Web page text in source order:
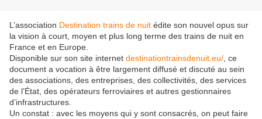
L’association Destination trains de nuit édite son nouvel opus sur
la vision à court, moyen et plus long terme des trains de nuit en
France et en Europe.
Disponible sur son site internet destinationtrainsdenuit.eu/ , ce
document a vocation à être largement diffusé et discuté au sein
des associations, des entreprises, des collectivités, des services
de l’État, des opérateurs ferroviaires et autres gestionnaires
d’infrastructures.
Un constat : avec les moyens qui y sont consacrés, on peut faire